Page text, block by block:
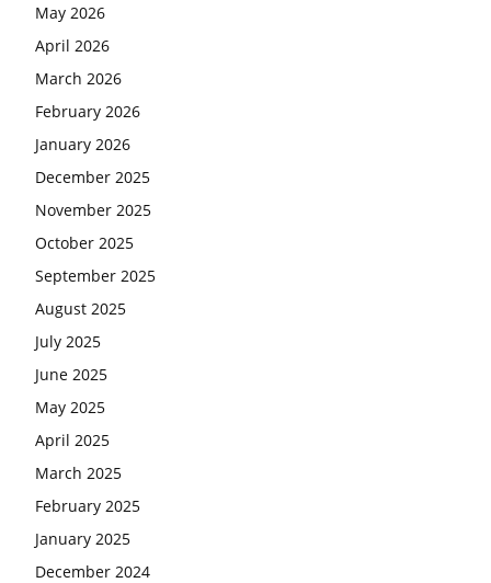
May 2026
April 2026
March 2026
February 2026
January 2026
December 2025
November 2025
October 2025
September 2025
August 2025
July 2025
June 2025
May 2025
April 2025
March 2025
February 2025
January 2025
December 2024